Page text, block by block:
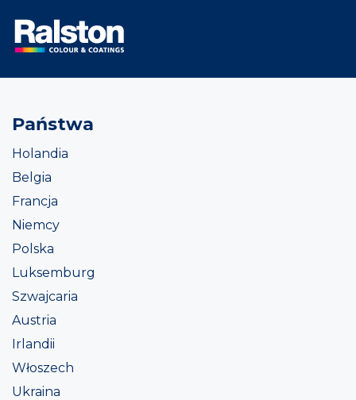
Państwa
Holandia
Belgia
Francja
Niemcy
Polska
Luksemburg
Szwajcaria
Austria
Irlandii
Włoszech
Ukraina